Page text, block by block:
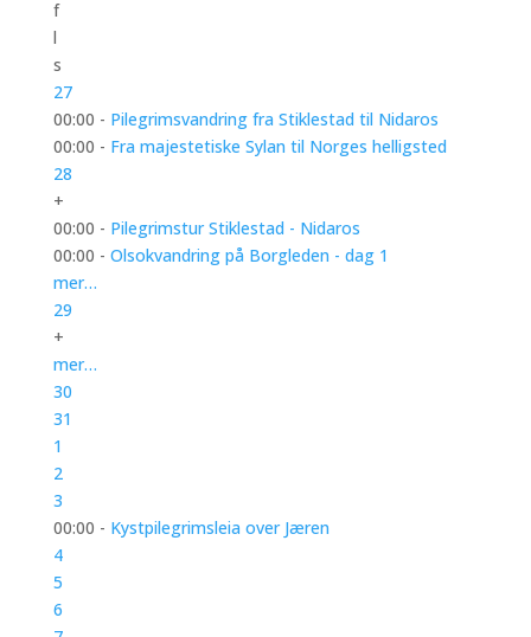
f
l
s
27
00:00 - Pilegrimsvandring fra Stiklestad til Nidaros
00:00 - Fra majestetiske Sylan til Norges helligsted
28
+
00:00 - Pilegrimstur Stiklestad - Nidaros
00:00 - Olsokvandring på Borgleden - dag 1
mer…
29
+
mer…
30
31
1
2
3
00:00 - Kystpilegrimsleia over Jæren
4
5
6